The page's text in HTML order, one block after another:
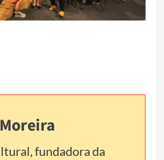
fundadora da